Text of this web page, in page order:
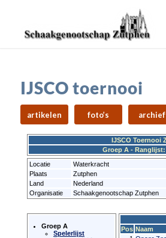
IJSCO toernooi
artikelen foto’s archief